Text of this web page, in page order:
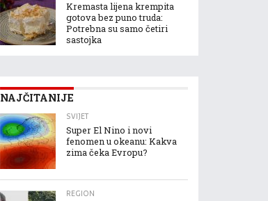
Kremasta lijena krempita
gotova bez puno truda:
Potrebna su samo četiri
sastojka
NAJČITANIJE
SVIJET
Super El Nino i novi
fenomen u okeanu: Kakva
zima čeka Evropu?
REGION